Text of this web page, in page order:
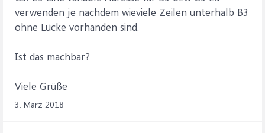
verwenden je nachdem wieviele Zeilen unterhalb B3
ohne Lücke vorhanden sind.
Ist das machbar?
Viele Grüße
3. März 2018